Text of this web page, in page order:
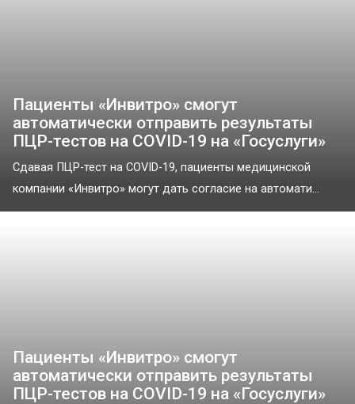
Пациенты «Инвитро» смогут
автоматически отправить результаты
ПЦР-тестов на COVID-19 на «Госуслуги»
Сдавая ПЦР-тест на COVID-19, пациенты медицинской
компании «Инвитро» могут дать согласие на автомати...
Пациенты «Инвитро» смогут
автоматически отправить результаты
ПЦР-тестов на COVID-19 на «Госуслуги»